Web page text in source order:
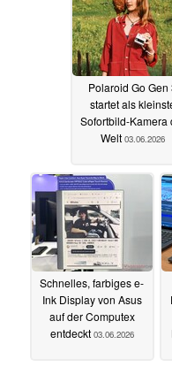
Polaroid Go Gen
startet als
Sofortbild-Kamera
Welt 03.06.2026
Schnelles, farbiges e-
Ink Display von Asus
auf der Computex
entdeckt 03.06.2026